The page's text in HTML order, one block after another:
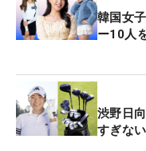
を交わしている姉・
って会場に到着。鈴
せた。
このほか、こちらも
る勝みなみ、西村
韓国女
ー10人
渋野日
すぎな